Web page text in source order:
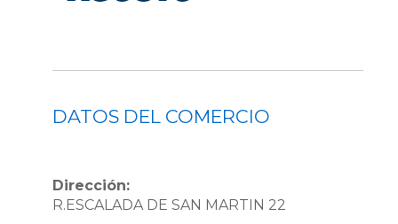
DATOS DEL COMERCIO
Dirección:
R.ESCALADA DE SAN MARTIN 22